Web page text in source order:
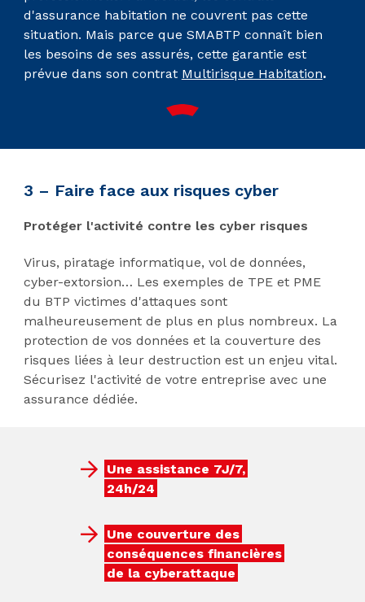
d'assurance habitation ne couvrent pas cette
situation. Mais parce que SMABTP connaît bien
les besoins de ses assurés, cette garantie est
prévue dans son contrat Multirisque Habitation.
3 – Faire face aux risques cyber
Protéger l'activité contre les cyber risques
Virus, piratage informatique, vol de données,
cyber-extorsion… Les exemples de TPE et PME
du BTP victimes d'attaques sont
malheureusement de plus en plus nombreux. La
protection de vos données et la couverture des
risques liées à leur destruction est un enjeu vital.
Sécurisez l'activité de votre entreprise avec une
assurance dédiée.
Une assistance 7J/7,
24h/24
Une couverture des
conséquences financières
de la cyberattaque